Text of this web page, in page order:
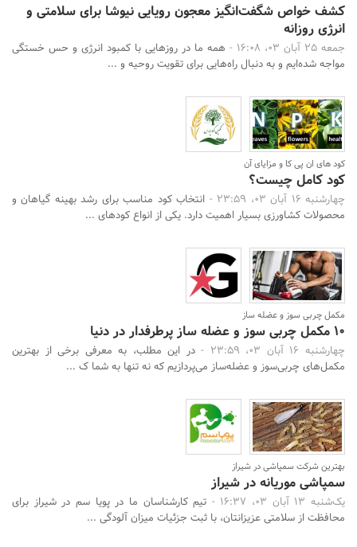
جستجو
کشف خواص شگفت‌انگیز معجون رویایی نیوشا برای سلامتی و
انرژی روزانه
جمعه 25 آبان 03، 16:08 -
همه ما در روزهایی با کمبود انرژی و حس خستگی
مواجه شده‌ایم و به دنبال راه‌هایی برای تقویت روحیه و ...
کود های ان پی کا و مزایای آن
کود کامل چیست؟
چهارشنبه 16 آبان 03، 23:59 -
انتخاب کود مناسب برای رشد بهینه گیاهان و
محصولات کشاورزی بسیار اهمیت دارد. یکی از انواع کودهای ...
مکمل چربی سوز و عضله ساز
10 مکمل چربی سوز و عضله ساز پرطرفدار در دنیا
چهارشنبه 16 آبان 03، 23:59 -
در این مطلب، به معرفی برخی از بهترین
مکمل‌های چربی‌سوز و عضله‌ساز می‌پردازیم که نه تنها به شما ک ...
بهترین شرکت سمپاشی در شیراز
سمپاشی موریانه در شیراز
یک‌شنبه 13 آبان 03، 16:37 -
تیم کارشناسان ما در پویا سم در شیراز برای
محافظت از سلامتی عزیزانتان، با ثبت جزئیات میزان آلودگی ...